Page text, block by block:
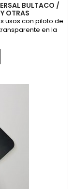
BULTACO /
OTRAS
usos con piloto de
en la
alumbre la